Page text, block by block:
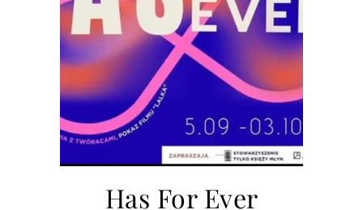
Has For Ever